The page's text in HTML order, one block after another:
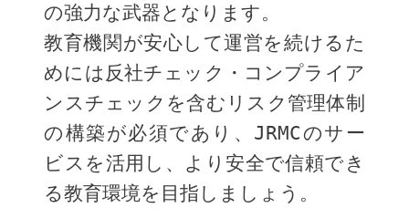
の強力な武器となります。
教育機関が安心して運営を続けるた
めには反社チェック・コンプライア
ンスチェックを含むリスク管理体制
の構築が必須であり、JRMCのサー
ビスを活用し、より安全で信頼でき
る教育環境を目指しましょう。